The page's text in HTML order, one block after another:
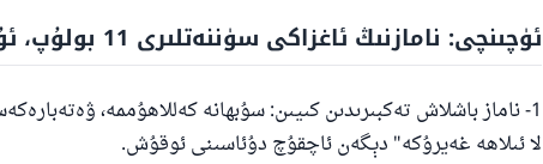
ئۈچىنچى: نامازنىڭ ئاغزاكى سۈننەتلىرى 11 بولۇپ، ئۇلار:
1- ناماز باشلاش تەكبىرىدىن كىيىن: سۇبھانە كەللاھۇممە،
لا ئىلاھە غەيرۇكە" دېگەن ئاچقۇچ دۇئاسىنى ئوقۇش.